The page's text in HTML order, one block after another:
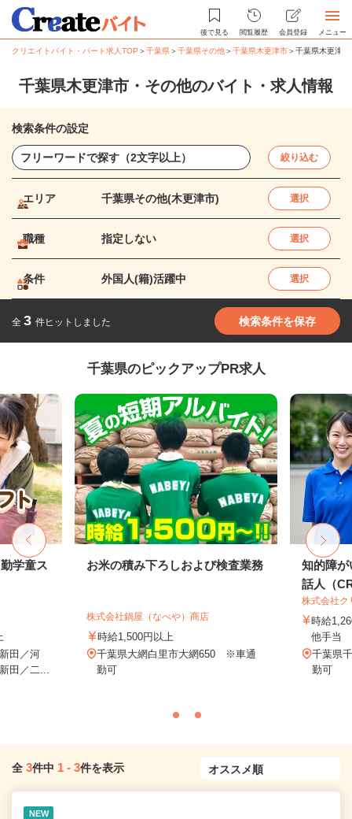
後で見る 閲覧履歴 会員登録 メニュー
クリエイトバイト・パート求人TOP ＞千葉県＞千葉県その他＞千葉県木更津市＞千葉県木更津
千葉県木更津市・その他のバイト・求人情報
検索条件の設定
絞り込む
エリア 千葉県その他(木更津市) 選択
職種 指定しない 選択
条件 外国人(籍)活躍中 選択
全 3 件ヒットしました 検索条件を保存
千葉県のピックアップPR求人
学童ス
田／河
田／二...
お米の積み下ろしおよび検査業務
株式会社鍋屋（なべや）商店
時給1,500円以上
千葉県大網白里市大網650 ※車通
勤可
知的障が
話人（
株式会社ク
時給
他手当
千葉県
勤可
全 3件中 1 - 3件を表示
NEW